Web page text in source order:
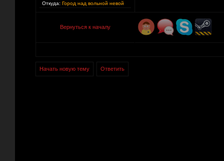
Откуда: Город над вольной невой
Вернуться к началу
Начать новую тему Ответить